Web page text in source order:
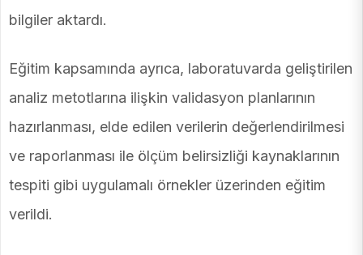
bilgiler aktardı.
Eğitim kapsamında ayrıca, laboratuvarda geliştirilen
analiz metotlarına ilişkin validasyon planlarının
hazırlanması, elde edilen verilerin değerlendirilmesi
ve raporlanması ile ölçüm belirsizliği kaynaklarının
tespiti gibi uygulamalı örnekler üzerinden eğitim
verildi.